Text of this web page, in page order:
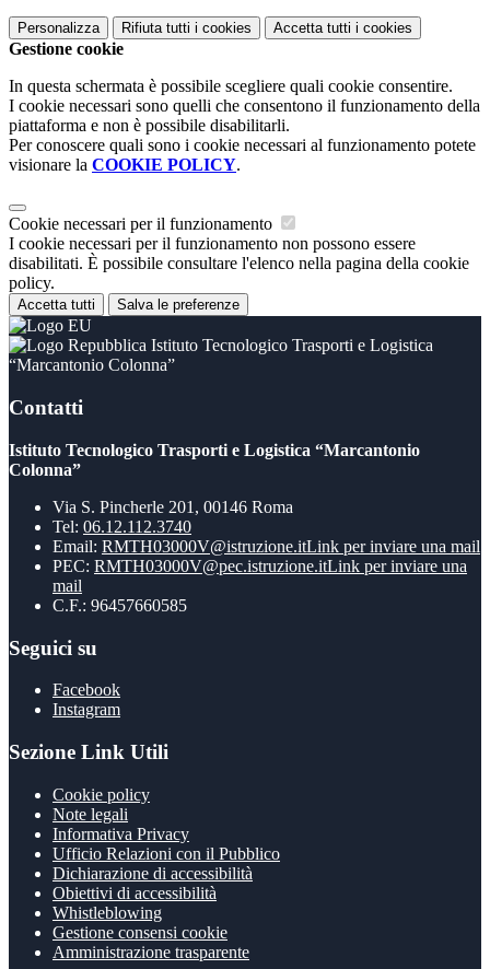
Personalizza Rifiuta tutti i cookies Accetta tutti i cookies
Gestione cookie
In questa schermata è possibile scegliere quali cookie consentire.
I cookie necessari sono quelli che consentono il funzionamento della
piattaforma e non è possibile disabilitarli.
Per conoscere quali sono i cookie necessari al funzionamento potete
visionare la COOKIE POLICY.
Cookie necessari per il funzionamento
I cookie necessari per il funzionamento non possono essere
disabilitati. È possibile consultare l'elenco nella pagina della cookie
policy.
Accetta tutti Salva le preferenze
Istituto Tecnologico Trasporti e Logistica
“Marcantonio Colonna”
Contatti
Istituto Tecnologico Trasporti e Logistica “Marcantonio
Colonna”
Via S. Pincherle 201, 00146 Roma
Tel: 06.12.112.3740
Email: RMTH03000V@istruzione.itLink per inviare una mail
PEC: RMTH03000V@pec.istruzione.itLink per inviare una
mail
C.F.: 96457660585
Seguici su
Facebook
Instagram
Sezione Link Utili
Cookie policy
Note legali
Informativa Privacy
Ufficio Relazioni con il Pubblico
Dichiarazione di accessibilità
Obiettivi di accessibilità
Whistleblowing
Gestione consensi cookie
Amministrazione trasparente